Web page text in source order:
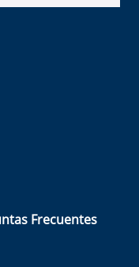
Frecuentes